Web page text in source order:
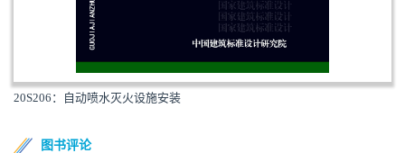
20S206：自动喷水灭火设施安装
图书评论